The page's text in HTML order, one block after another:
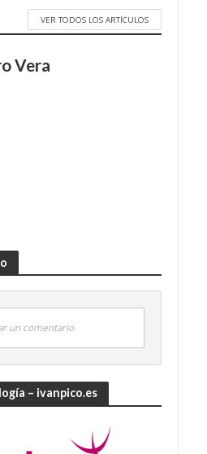
VER TODOS LOS ARTÍCULOS
Vera
un comentario
– ivanpico.es